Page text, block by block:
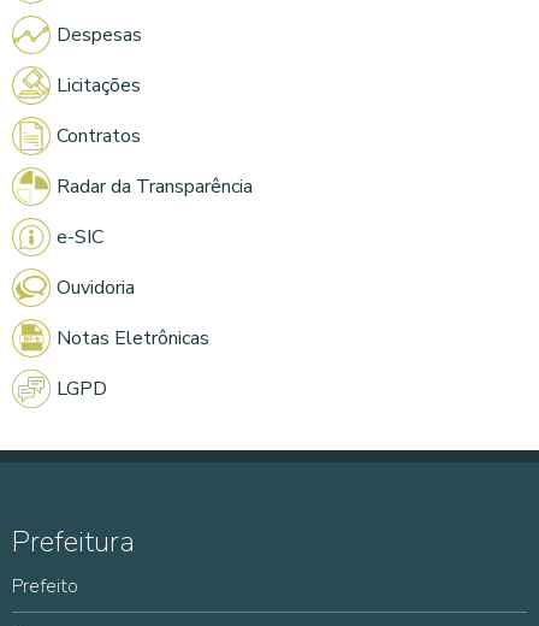
Despesas
Licitações
Contratos
Radar da Transparência
e-SIC
Ouvidoria
Notas Eletrônicas
LGPD
Prefeitura
Prefeito